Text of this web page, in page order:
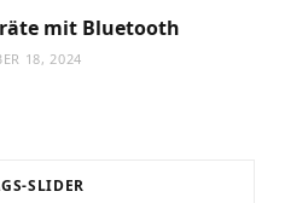
mit Bluetooth
18, 2024
SLIDER
für jeden Anlass
Dichtungen
Dichtungen